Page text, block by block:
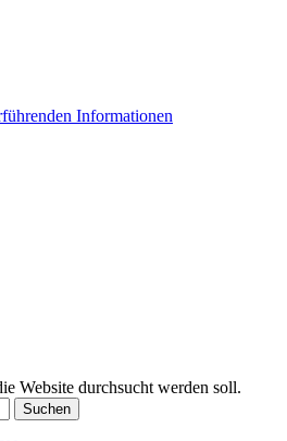
Informationen
Website durchsucht werden soll.
Suchen